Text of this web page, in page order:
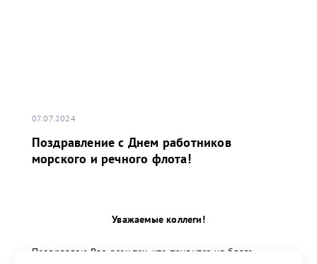
07.07.2024
Поздравление с Днем работников
морского и речного флота!
Уважаемые коллеги!
Поздравляю Вас, всех тех, кто трудится на благо